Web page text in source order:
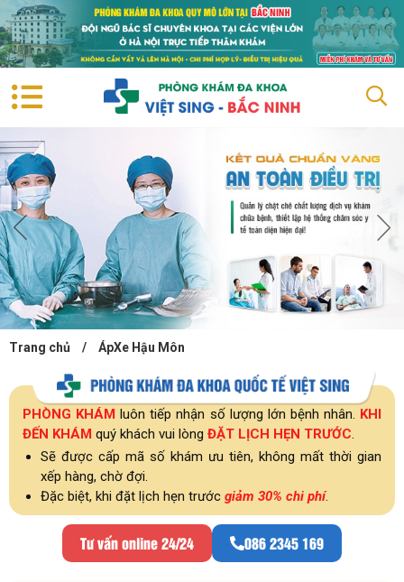
Trang chủ / ÁpXe Hậu Môn
PHÒNG KHÁM luôn tiếp nhận số lượng lớn bệnh nhân. KHI
ĐẾN KHÁM quý khách vui lòng ĐẶT LỊCH HẸN TRƯỚC.
Sẽ được cấp mã số khám ưu tiên, không mất thời gian
xếp hàng, chờ đợi.
Đặc biệt, khi đặt lịch hẹn trước giảm 30% chi phí.
Tư vấn online 24/24 086 2345 169